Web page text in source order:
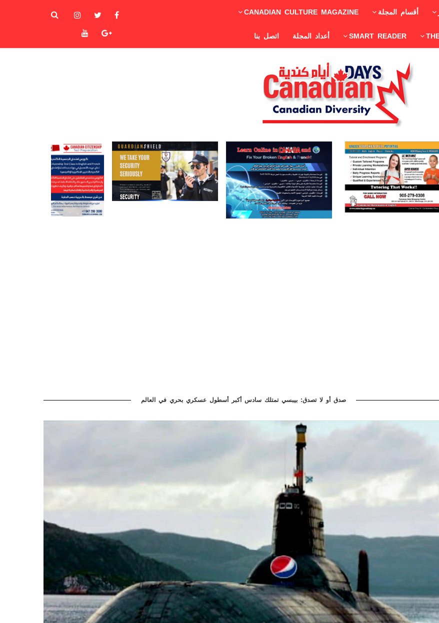
أقسام المجلة CANADIAN CULTURE MAGAZINE
SMART READER أعداد المجلة اتصل بنا
Facebook
Twitter
instagram
Goole+
صدق أو لا تصدق: بيبسي تمتلك سادس أكبر أسطول عسكري بحري في العالم